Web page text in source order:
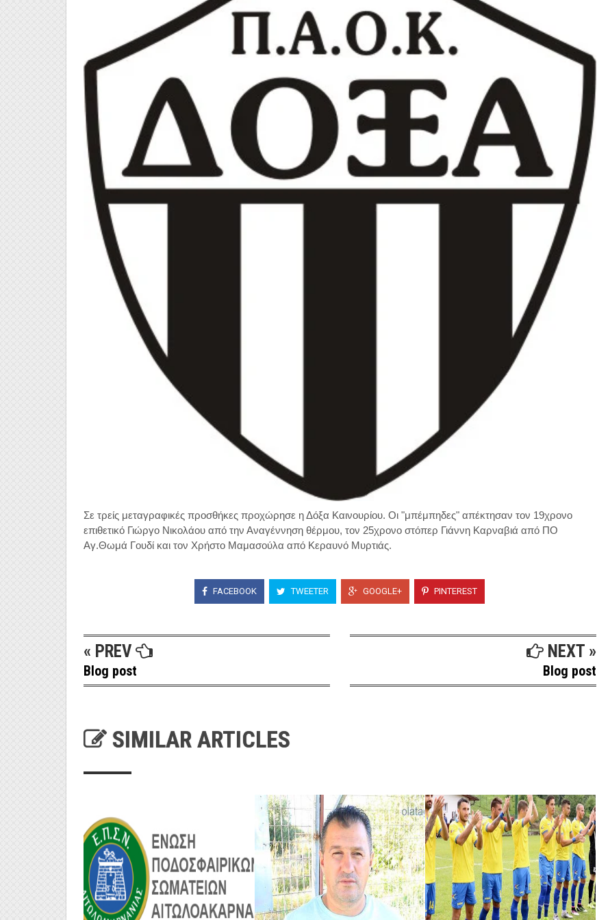
Σε τρείς μεταγραφικές προσθήκες προχώρησε η Δόξα Καινουρίου. Οι "μπέμπηδες" απέκτησαν τον 19χρονο
επιθετικό Γιώργο Νικολάου από την Αναγέννηση θέρμου, τον 25χρονο στόπερ Γιάννη Καρναβιά από ΠΟ
Αγ.Θωμά Γουδί και τον Χρήστο Μαμασούλα από Κεραυνό Μυρτιάς.
FACEBOOK TWEETER GOOGLE+ PINTEREST
« PREV
Blog post
NEXT »
Blog post
SIMILAR ARTICLES